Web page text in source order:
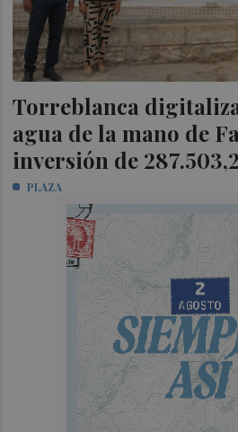
Torreblanca
agua de la mano de
inversión de
PLAZA